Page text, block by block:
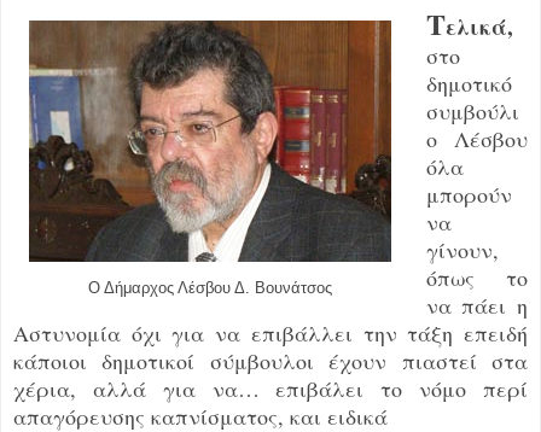
Ο Δήμαρχος Λέσβου Δ. Βουνάτσος
Τελικά,
στο
δημοτικό
συμβούλι
ο Λέσβου
όλα
μπορούν
να
γίνουν,
όπως το
να πάει η
Αστυνομία όχι για να επιβάλλει την τάξη επειδή
κάποιοι δημοτικοί σύμβουλοι έχουν πιαστεί στα
χέρια, αλλά για να… επιβάλει το νόμο περί
απαγόρευσης καπνίσματος, και ειδικά